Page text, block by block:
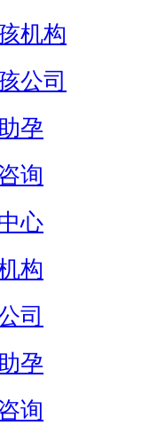
机构
公司
孕
询
心
构
司
孕
询